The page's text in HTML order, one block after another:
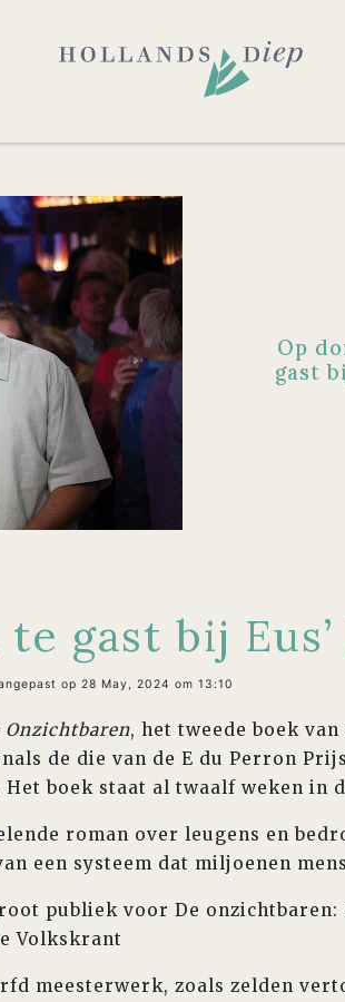
Op
gast
gast bij
op 28 May, 2024 om 13:10
Onzichtbaren, het tweede boek
de die van de E du Perron
boek staat al twaalf weken in
roman over leugens en
een systeem dat miljoenen
publiek voor De onzichtbaren:
Volkskrant
meesterwerk, zoals zelden